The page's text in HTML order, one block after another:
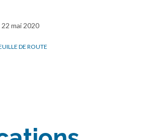
22 mai 2020
DE ROUTE